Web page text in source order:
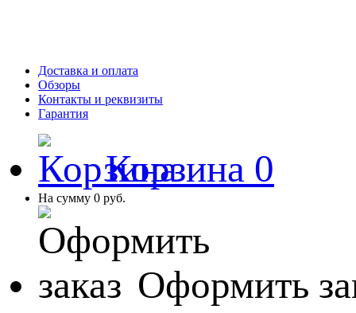
Доставка и оплата
Обзоры
Контакты и реквизиты
Гарантия
Корзина 0
На сумму 0 руб.
Оформить